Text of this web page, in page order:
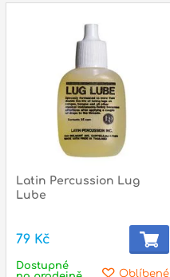
Latin Percussion Lug
Lube
79 Kč
Oblíbené
Dostupné